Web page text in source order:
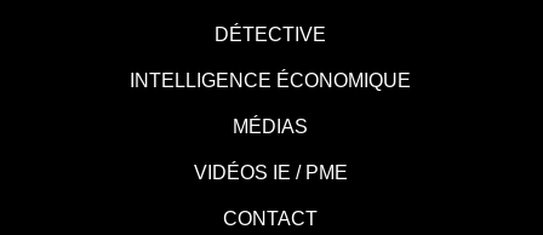
DÉTECTIVE
INTELLIGENCE ÉCONOMIQUE
MÉDIAS
VIDÉOS IE / PME
CONTACT